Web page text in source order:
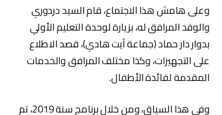
وعلى هامش هذا الاجتماع، قام السيد دردوري
والوفد المرافق له، بزيارة لوحدة التعليم الأولي
بدوار دار حماد (جماعة آيت هادي)، قصد الاطلاع
على التجهيزات، وكذا مختلف المرافق والخدمات
المقدمة لفائدة الأطفال.
وفي هذا السياق، ومن خلال برنامج سنة 2019، تم